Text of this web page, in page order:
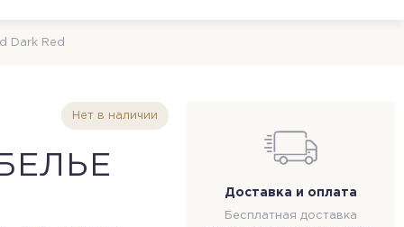
Dark Red
Нет в наличии
Доставка и оплата
Бесплатная доставка